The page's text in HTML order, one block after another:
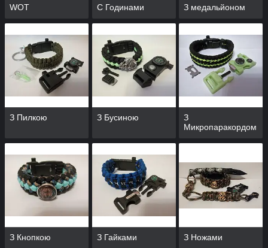
WOT C Годинами З медальйоном
З Пилкою З Бусиною
З
Микропаракордом
З Кнопкою З Гайками З Ножами